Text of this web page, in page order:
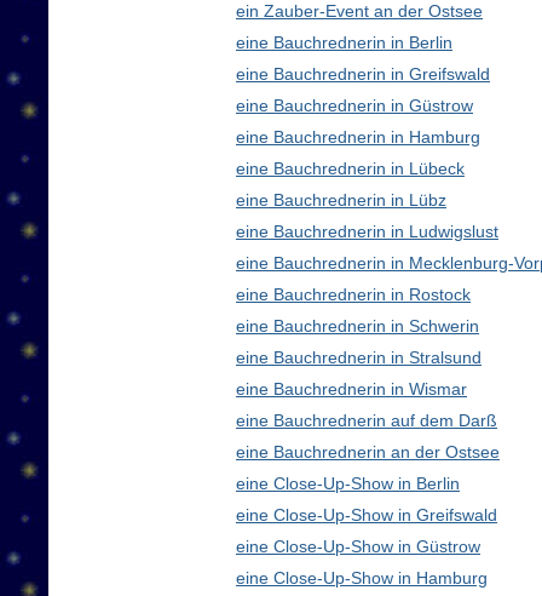
ein Zauber-Event an der Ostsee
eine Bauchrednerin in Berlin
eine Bauchrednerin in Greifswald
eine Bauchrednerin in Güstrow
eine Bauchrednerin in Hamburg
eine Bauchrednerin in Lübeck
eine Bauchrednerin in Lübz
eine Bauchrednerin in Ludwigslust
eine Bauchrednerin in Mecklenburg-
eine Bauchrednerin in Rostock
eine Bauchrednerin in Schwerin
eine Bauchrednerin in Stralsund
eine Bauchrednerin in Wismar
eine Bauchrednerin auf dem Darß
eine Bauchrednerin an der Ostsee
eine Close-Up-Show in Berlin
eine Close-Up-Show in Greifswald
eine Close-Up-Show in Güstrow
eine Close-Up-Show in Hamburg